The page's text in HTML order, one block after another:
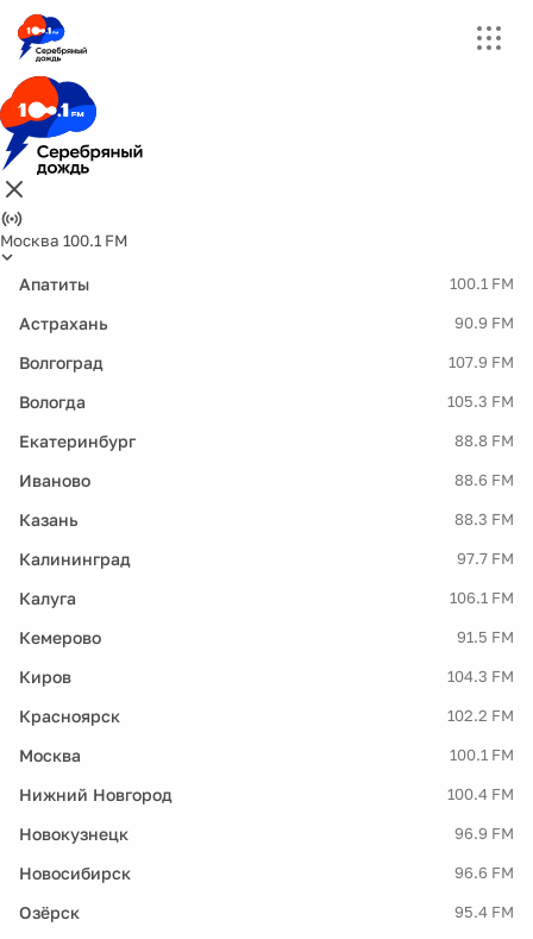
Москва 100.1 FM
Апатиты 100.1 FM
Астрахань 90.9 FM
Волгоград 107.9 FM
Вологда 105.3 FM
Екатеринбург 88.8 FM
Иваново 88.6 FM
Казань 88.3 FM
Калининград 97.7 FM
Калуга 106.1 FM
Кемерово 91.5 FM
Киров 104.3 FM
Красноярск 102.2 FM
Москва 100.1 FM
Нижний Новгород 100.4 FM
Новокузнецк 96.9 FM
Новосибирск 96.6 FM
Озёрск 95.4 FM